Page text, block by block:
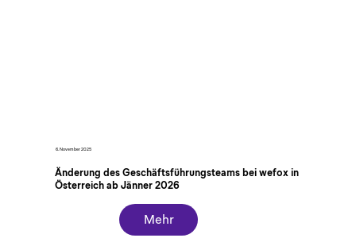
6. November 2025
Änderung des Geschäftsführungsteams bei wefox in
Österreich ab Jänner 2026
Mehr